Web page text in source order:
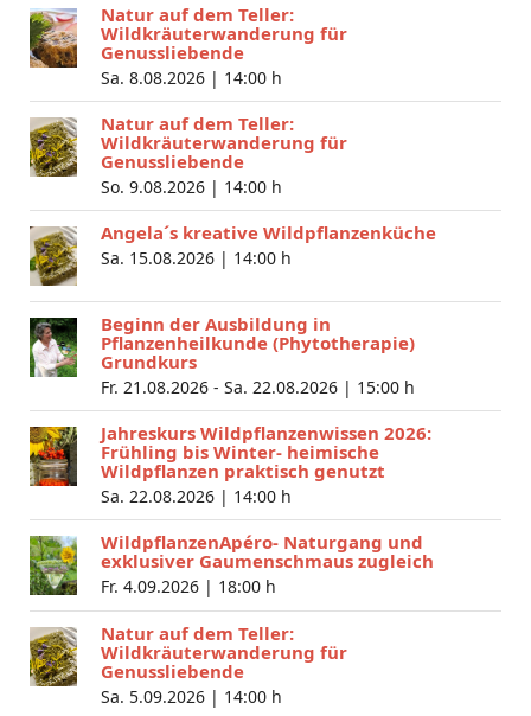
Natur auf dem Teller:
Wildkräuterwanderung für
Genussliebende
Sa. 8.08.2026 | 14:00 h
Natur auf dem Teller:
Wildkräuterwanderung für
Genussliebende
So. 9.08.2026 | 14:00 h
Angela´s kreative Wildpflanzenküche
Sa. 15.08.2026 | 14:00 h
Beginn der Ausbildung in
Pflanzenheilkunde (Phytotherapie)
Grundkurs
Fr. 21.08.2026 - Sa. 22.08.2026 | 15:00 h
Jahreskurs Wildpflanzenwissen 2026:
Frühling bis Winter- heimische
Wildpflanzen praktisch genutzt
Sa. 22.08.2026 | 14:00 h
WildpflanzenApéro- Naturgang und
exklusiver Gaumenschmaus zugleich
Fr. 4.09.2026 | 18:00 h
Natur auf dem Teller:
Wildkräuterwanderung für
Genussliebende
Sa. 5.09.2026 | 14:00 h